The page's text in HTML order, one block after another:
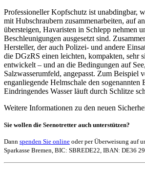
Professioneller Kopfschutz ist unabdingbar,
mit Hubschraubern zusammenarbeiten, auf
übersteigen, Havaristen in Schlepp nehmen
Beschleunigungen ausgesetzt sind.
Hersteller, der auch Polizei- und andere
die DGzRS einen leichten, kompakten, sehr
entwickelt – und an die Bedingungen auf
Salzwasserumfeld, angepasst. Zum Beispiel
enganliegende Helmschale den sogenannten
Eindringendes Wasser läuft durch Schlitze
Weitere Informationen zu den neuen
Sie wollen die Seenotretter auch unterstützen?
Dann spenden Sie online oder per Überweisung auf
Sparkasse Bremen, BIC: SBREDE22, IBAN: DE36